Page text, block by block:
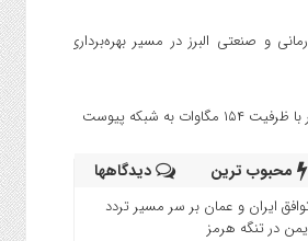
و صنعتی البرز در مسیر بهره‌برداری
محبوب ترین دیدگاهها
ایران و عمان بر سر مسیر تردد
در تنگه هرمز